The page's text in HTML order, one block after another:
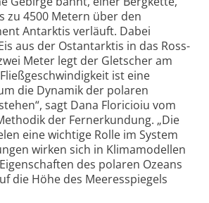
zu 4500 Metern über den
Antarktis verläuft. Dabei
aus der Ostantarktis in das Ross-
Meter legt der Gletscher am
ist eine
die Dynamik der polaren
sagt Dana Floricioiu vom
der Fernerkundung. „Die
eine wichtige Rolle im System
wirken sich in Klimamodellen
des polaren Ozeans
die Höhe des Meeresspiegels